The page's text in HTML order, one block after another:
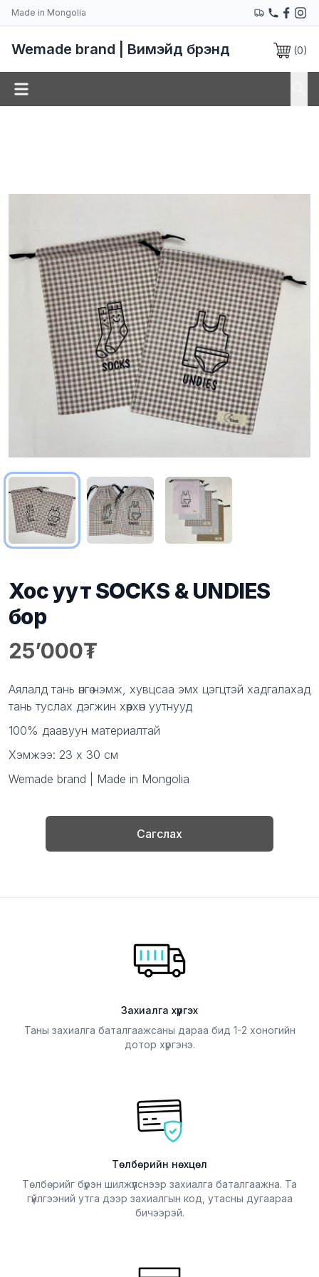
Made in Mongolia
Wemade brand | Вимэйд брэнд (0)
Хос уут SOCKS & UNDIES
бор
Product information
25’000
Description
Аялалд тань өнгө нэмж, хувцсаа эмх цэгцтэй хадгалахад
тань туслах дэгжин хөөрхөн уутнууд
100% даавуун материалтай
Хэмжээ: 23 x 30 см
Wemade brand | Made in Mongolia
Сагслах
Захиалга хүргэх
Таны захиалга баталгаажсаны дараа бид 1-2 хоногийн
дотор хүргэнэ.
Төлбөрийн нөхцөл
Төлбөрийг бүрэн шилжүүлснээр захиалга баталгаажна. Та
гүйлгээний утга дээр захиалгын код, утасны дугаараа
бичээрэй.